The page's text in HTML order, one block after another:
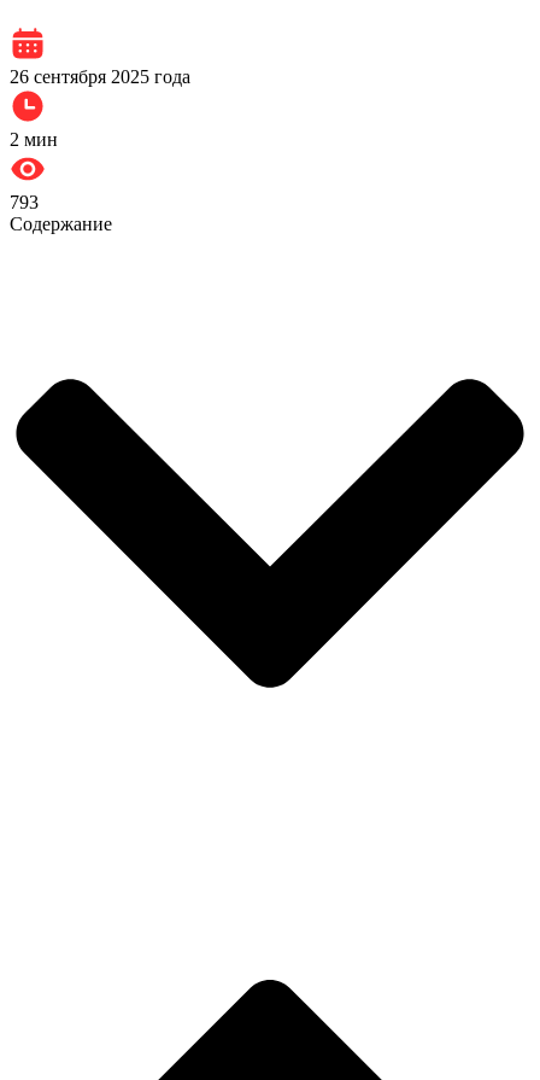
26 сентября 2025 года
2 мин
793
Содержание